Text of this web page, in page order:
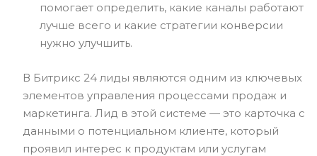
помогает определить, какие каналы работают
лучше всего и какие стратегии конверсии
нужно улучшить.
В Битрикс 24 лиды являются одним из ключевых
элементов управления процессами продаж и
маркетинга. Лид в этой системе — это карточка с
данными о потенциальном клиенте, который
проявил интерес к продуктам или услугам